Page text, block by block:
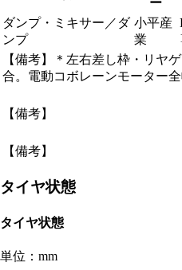
ダンプ・ミキサー／ダ
ンプ
小平産
業
【備考】＊左右差し枠・リヤ
合。電動コボレーンモーター
【備考】
【備考】
タイヤ状態
タイヤ状態
単位：mm